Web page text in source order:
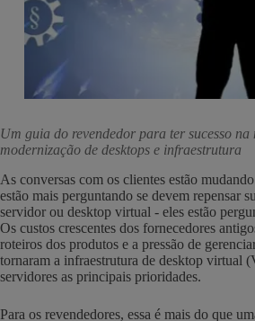
Um guia do revendedor para ter sucesso na
modernização de desktops e infraestrutura
As conversas com os clientes estão
estão mais perguntando se devem repensar
servidor ou desktop virtual - eles estão
Os custos crescentes dos fornecedores
roteiros dos produtos e a pressão de
tornaram a infraestrutura de desktop virtual
servidores as principais prioridades.
Para os revendedores, essa é mais do que